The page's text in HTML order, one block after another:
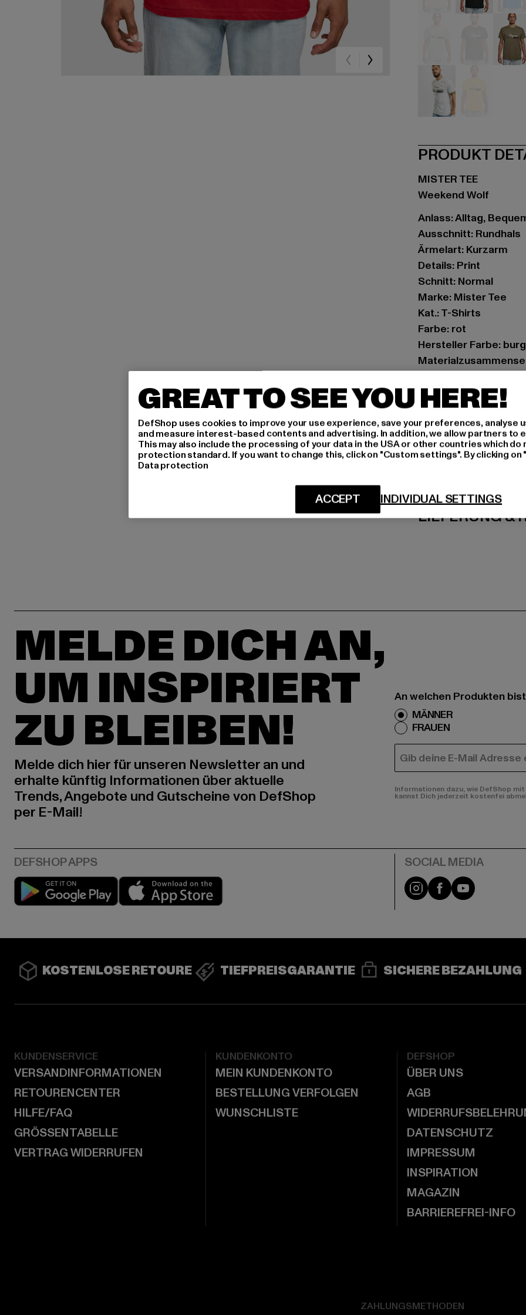
schwarzblau
grau
PRODUKT
MISTER TEE
Weekend Wolf
Anlass: Alltag,
Ausschnitt: Rundhals
Ärmelart: Kurzarm
Details: Print
Schnitt: Normal
Marke: Mister Tee
Kat.: T-Shirts
Farbe: rot
Hersteller Farbe:
Hersteller: TB
Dr.-Robert-Murjahn-
GRÖSSE
LIEFERUNG &
MELDE DICH AN,
UM INSPIRIERT
ZU BLEIBEN!
Melde dich hier für unseren Newsletter an und
erhalte künftig Informationen über aktuelle
Trends, Angebote und Gutscheine von DefShop
per E-Mail!
An welchen Produkten
MÄNNER
FRAUEN
E-MAIL
Informationen dazu, wie DefShop
kannst Dich jederzeit kostenfei
Play market Instagram
FacebookYouTube
KOSTENLOSE RETOURE TIEFPREISGARANTIE SICHERE BEZAHLUNG
KUNDENSERVICE
VERSANDINFORMATIONEN
RETOURENCENTER
HILFE/FAQ
GRÖSSENTABELLE
VERTRAG WIDERRUFEN
KUNDENKONTO
MEIN KUNDENKONTO
BESTELLUNG VERFOLGEN
WUNSCHLISTE
DEFSHOP
ÜBER UNS
AGB
DATENSCHUTZ
IMPRESSUM
INSPIRATION
MAGAZIN
BARRIEREFREI-INFO
ZAHLUNGSMETHODEN
GREAT TO SEE YOU HERE!
DefShop uses cookies to improve your use experience, save your preferences, analyse
and measure interest-based contents and advertising. In addition, we allow partners to
This may also include the processing of your data in the USA or other countries which do
protection standard. If you want to change this, click on "Custom settings". By clicking
Data protection
INDIVIDUAL SETTINGS
ACCEPT